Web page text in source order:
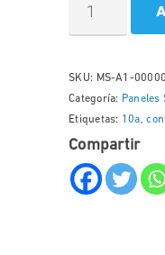
SKU: MS-A1-
Categoría: Paneles
Etiquetas: 10a,
Compartir